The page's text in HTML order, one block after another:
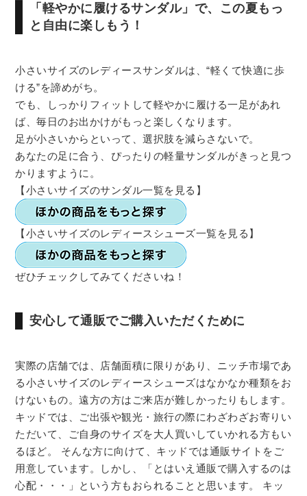
「軽やかに履けるサンダル」で、この夏もっ
と自由に楽しもう！
小さいサイズのレディースサンダルは、“軽くて快適に歩
ける”を諦めがち。
でも、しっかりフィットして軽やかに履ける一足があれ
ば、毎日のお出かけがもっと楽しくなります。
足が小さいからといって、選択肢を減らさないで。
あなたの足に合う、ぴったりの軽量サンダルがきっと見つ
かりますように。
【小さいサイズのサンダル一覧を見る】
【小さいサイズのレディースシューズ一覧を見る】
ぜひチェックしてみてくださいね！
安心して通販でご購入いただくために
実際の店舗では、店舗面積に限りがあり、ニッチ市場であ
る小さいサイズのレディースシューズはなかなか種類をお
けないもの。遠方の方はご来店が難しかったりもします。
キッドでは、ご出張や観光・旅行の際にわざわざお寄りい
ただいて、ご自身のサイズを大人買いしていかれる方もい
るほど。 そんな方に向けて、キッドでは通販サイトをご
用意しています。しかし、「とはいえ通販で購入するのは
心配・・・」という方もおられることと思います。 キッ